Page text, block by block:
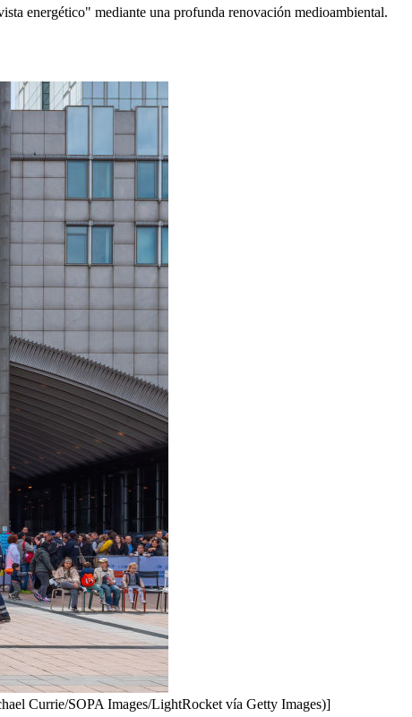
energético" mediante una profunda renovación medioambiental.
Currie/SOPA Images/LightRocket vía Getty Images)]